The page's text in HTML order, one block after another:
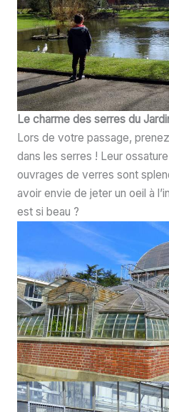
Le charme des serres du
Lors de votre passage,
dans les serres ! Leur
ouvrages de verres sont
avoir envie de jeter un oeil à
est si beau ?